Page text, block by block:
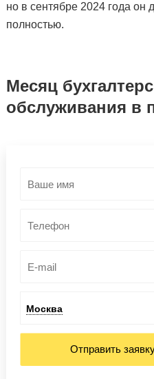
но в сентябре 2024 года он
полностью.
Месяц
обслуживания в
Москва
Отправить